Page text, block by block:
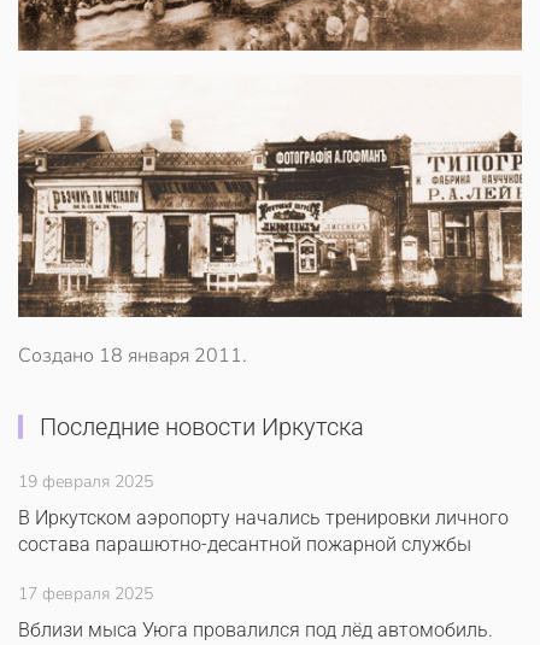
Создано 18 января 2011.
Последние новости Иркутска
19 февраля 2025
В Иркутском аэропорту начались тренировки личного
состава парашютно-десантной пожарной службы
17 февраля 2025
Вблизи мыса Уюга провалился под лёд автомобиль.